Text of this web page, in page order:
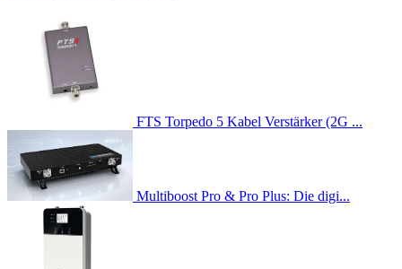
FTS Torpedo 5 Kabel Verstärker (2G ...
Multiboost Pro & Pro Plus: Die digi...